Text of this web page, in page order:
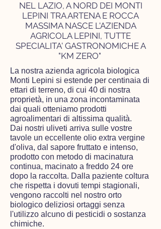
NEL LAZIO, A NORD DEI MONTI
LEPINI TRA ARTENA E ROCCA
MASSIMA NASCE L'AZIENDA
AGRICOLA LEPINI, TUTTE
SPECIALITA' GASTRONOMICHE A
"KM ZERO"
La nostra azienda agricola biologica
Monti Lepini si estende per centinaia di
ettari di terreno, di cui 40 di nostra
proprietà, in una zona incontaminata
dai quali otteniamo prodotti
agroalimentari di altissima qualità.
Dai nostri uliveti arriva sulle vostre
tavole un eccellente olio extra vergine
d'oliva, dal sapore fruttato e intenso,
prodotto con metodo di macinatura
continua, macinato a freddo 24 ore
dopo la raccolta. Dalla paziente coltura
che rispetta i dovuti tempi stagionali,
vengono raccolti nel nostro orto
biologico deliziosi ortaggi senza
l'utilizzo alcuno di pesticidi o sostanza
chimiche.